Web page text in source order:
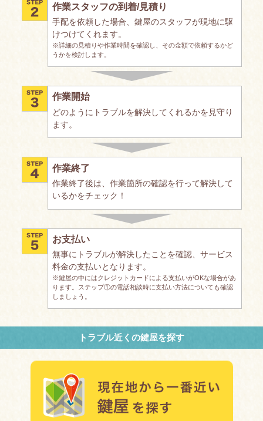
作業スタッフの到着/見積り
手配を依頼した場合、鍵屋のスタッフが現地に駆
けつけてくれます。
※詳細の見積りや作業時間を確認し、その金額で依頼するかど
うかを検討します。
作業開始
どのようにトラブルを解決してくれるかを見守り
ます。
作業終了
作業終了後は、作業箇所の確認を行って解決して
いるかをチェック！
お支払い
無事にトラブルが解決したことを確認、サービス
料金の支払いとなります。
※鍵屋の中にはクレジットカードによる支払いがOKな場合があ
ります。ステップ①の電話相談時に支払い方法についても確認
しましょう。
トラブル近くの鍵屋を探す